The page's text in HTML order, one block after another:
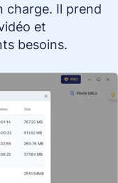
charge. Il prend
et
besoins.